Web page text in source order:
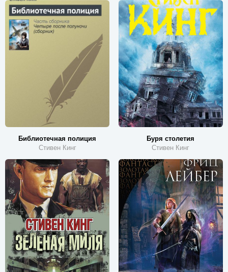
Библиотечная полиция
Стивен Кинг
Буря столетия
Стивен Кинг